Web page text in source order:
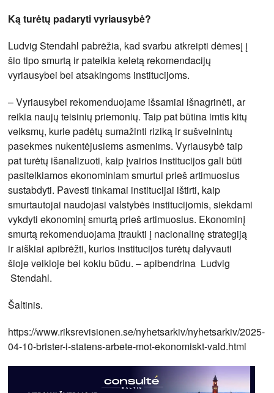
Ką turėtų padaryti vyriausybė?
Ludvig Stendahl pabrėžia, kad svarbu atkreipti dėmesį į
šio tipo smurtą ir pateikia keletą rekomendacijų
vyriausybei bei atsakingoms institucijoms.
– Vyriausybei rekomenduojame išsamiai išnagrinėti, ar
reikia naujų teisinių priemonių. Taip pat būtina imtis kitų
veiksmų, kurie padėtų sumažinti riziką ir sušvelnintų
pasekmes nukentėjusiems asmenims. Vyriausybė taip
pat turėtų išanalizuoti, kaip įvairios institucijos gali būti
pasitelkiamos ekonominiam smurtui prieš artimuosius
sustabdyti. Pavesti tinkamai institucijai ištirti, kaip
smurtautojai naudojasi valstybės institucijomis, siekdami
vykdyti ekonominį smurtą prieš artimuosius. Ekonominį
smurtą rekomenduojama įtraukti į nacionalinę strategiją
ir aiškiai apibrėžti, kurios institucijos turėtų dalyvauti
šioje veikloje bei kokiu būdu. – apibendrina Ludvig
Stendahl.
Šaltinis.
https://www.riksrevisionen.se/nyhetsarkiv/nyhetsarkiv/2025-
04-10-brister-i-statens-arbete-mot-ekonomiskt-vald.html